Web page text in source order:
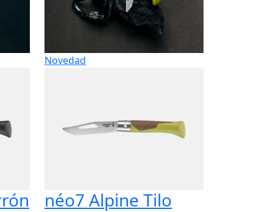
Novedad
néo7 Alpine Tilo